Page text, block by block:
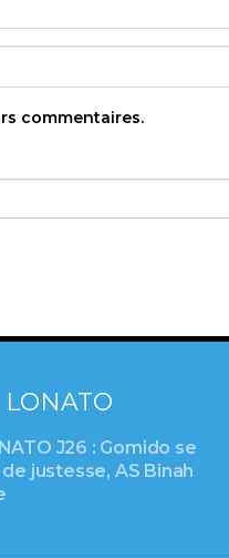
commentaires.
LONATO
J26 : Gomido se
justesse, AS Binah